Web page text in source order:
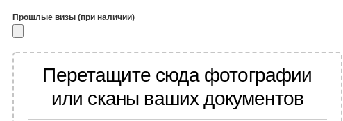
Прошлые визы (при наличии)
Перетащите сюда фотографии
или сканы ваших документов